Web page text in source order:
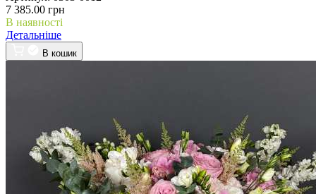
7 385.00 грн
В наявності
Детальніше
В кошик